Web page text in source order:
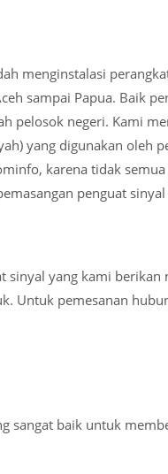
menginstalasi
sampai Papua. Baik
pelosok negeri. Kami
yang digunakan oleh
karena tidak
penguat
sinyal yang kami
Untuk pemesanan
sangat baik untuk